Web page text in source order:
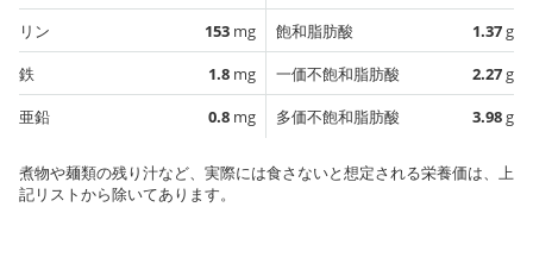
リン
153 mg
鉄
1.8 mg
亜鉛
0.8 mg
飽和脂肪酸
1.37g
一価不飽和脂肪酸
2.27g
多価不飽和脂肪酸
3.98g
煮物や麺類の残り汁など、実際には食さないと想定される栄養価は、上
記リストから除いてあります。